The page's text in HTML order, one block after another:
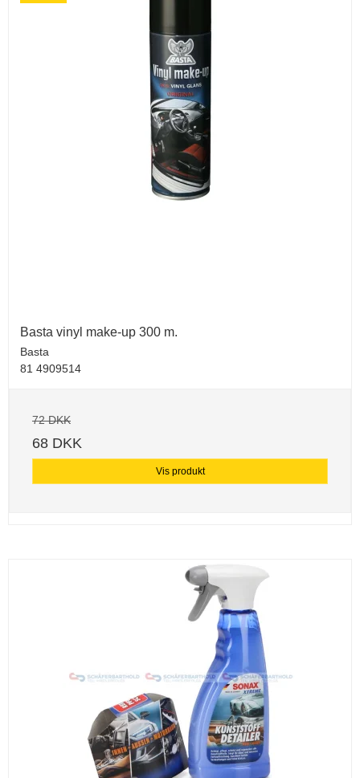
Basta vinyl make-up 300 m.
Basta
81 4909514
72 DKK
68 DKK
Vis produkt